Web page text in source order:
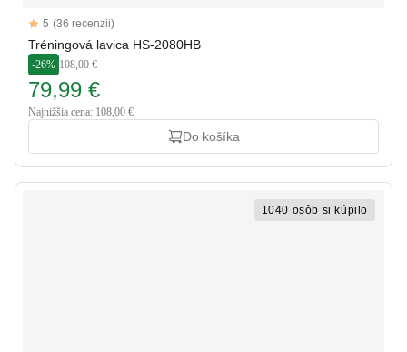
Reviews
5 out of 5 stars
5 (36 recenzii)
Tréningová lavica HS-2080HB
-26% 108,00 €
79,99 €
Najnižšia cena: 108,00 €
Do košíka
1040 osôb si kúpilo